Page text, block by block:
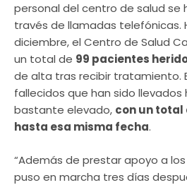
personal del centro de salud se
través de llamadas telefónicas.
diciembre, el Centro de Salud
un total de 99 pacientes
de alta tras recibir tratamiento.
fallecidos que han sido
bastante elevado, con un total
hasta esa misma fecha.
“Además de prestar apoyo a
puso en marcha tres días